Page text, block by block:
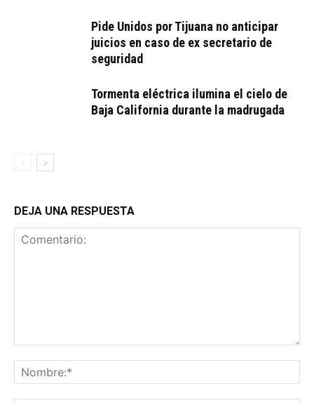
Pide Unidos por Tijuana no anticipar
juicios en caso de ex secretario de
seguridad
Tormenta eléctrica ilumina el cielo de
Baja California durante la madrugada
DEJA UNA RESPUESTA